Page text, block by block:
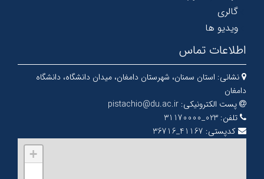
گالری
ویدیو ها
اطلاعات تماس
نشانی: استان سمنان، شهرستان دامغان، میدان دانشگاه، دانشگاه
دامغان
پست الکترونیکی: pistachio@du.ac.ir
تلفن: 023_31170000
کدپستی: 41167_36716
+